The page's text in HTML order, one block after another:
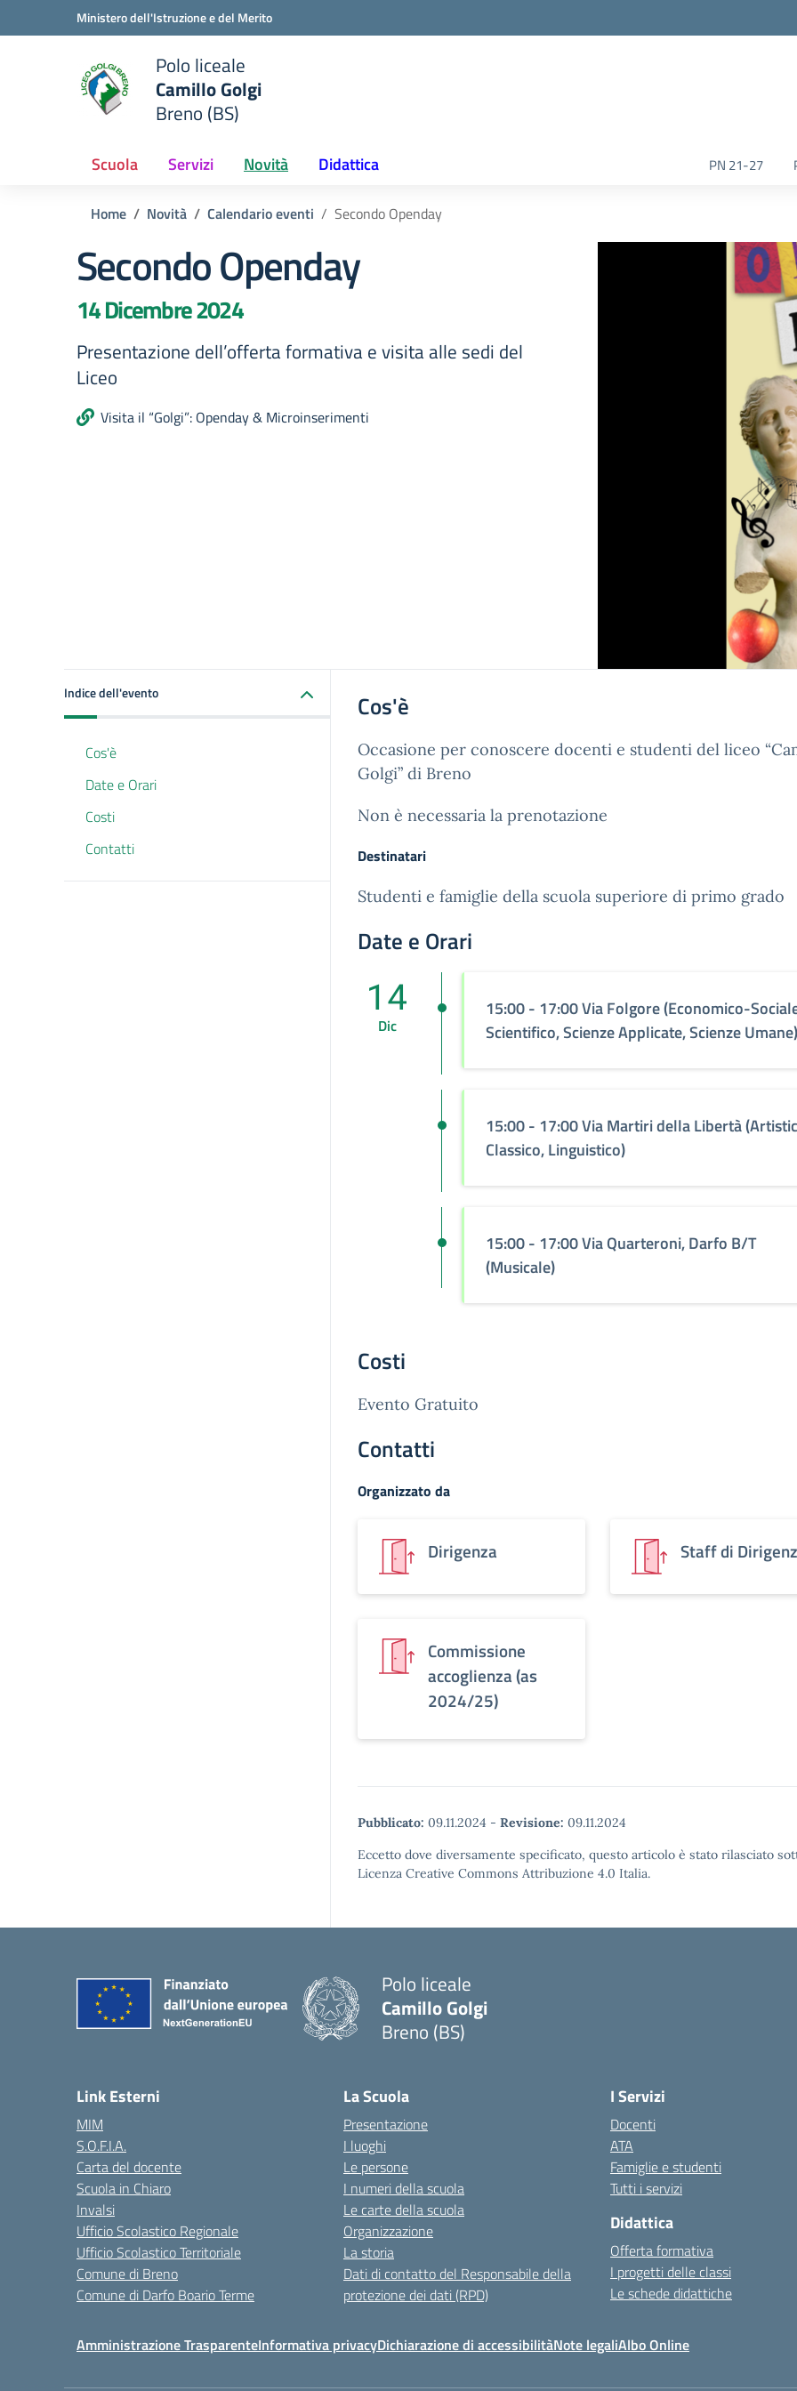
Vai ai contenuti
Vai al menu di navigazioneMinistero dell'Istruzione e del Merito
scuola
Polo liceale
Camillo Golgi
Breno (BS)
Scuola Servizi Novità Didattica PN 21-27
Home Novità Calendario eventi Secondo Openday
Secondo Openday
14 Dicembre 2024
Presentazione dell’offerta formativa e visita alle sedi del
Liceo
Visita il “Golgi”: Openday & Microinserimenti
Indice dell'evento
Cos'è
Date e Orari
Costi
Contatti
Cos'è
Occasione per conoscere docenti e studenti del liceo
Golgi” di Breno
Non è necessaria la prenotazione
Destinatari
Studenti e famiglie della scuola superiore di primo grado
Date e Orari
15:00 - 17:00 Via Folgore (Economico-
Scientifico, Scienze Applicate, Scienze Umane)
14
Dic
15:00 - 17:00 Via Martiri della Libertà
Classico, Linguistico)
15:00 - 17:00 Via Quarteroni, Darfo B/T
(Musicale)
Costi
Evento Gratuito
Contatti
Organizzato da
Dirigenza Staff di
Commissione
accoglienza (as
2024/25)
Pubblicato: 09.11.2024 - Revisione: 09.11.2024
Eccetto dove diversamente specificato, questo articolo è stato rilasciato
Licenza Creative Commons Attribuzione 4.0 Italia.
Polo liceale
Camillo Golgi
Breno (BS)
Link Esterni
MIM
S.O.F.I.A.
Carta del docente
Scuola in Chiaro
Invalsi
Ufficio Scolastico Regionale
Ufficio Scolastico Territoriale
Comune di Breno
Comune di Darfo Boario Terme
La Scuola
Presentazione
I luoghi
Le persone
I numeri della scuola
Le carte della scuola
Organizzazione
La storia
Dati di contatto del Responsabile della
protezione dei dati (RPD)
I Servizi
Docenti
ATA
Famiglie e studenti
Tutti i servizi
Didattica
Offerta formativa
I progetti delle classi
Le schede didattiche
Amministrazione TrasparenteInformativa privacyDichiarazione di accessibilitàNote legaliAlbo Online